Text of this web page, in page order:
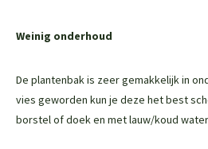
Weinig onderhoud
De plantenbak is zeer gemakkelijk in
vies geworden kun je deze het best
borstel of doek en met lauw/koud